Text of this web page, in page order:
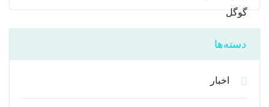
دسته‌ها
اخبار